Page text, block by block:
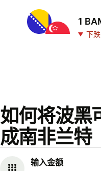
1
下
如何将波黑
成南非兰特
输入金额